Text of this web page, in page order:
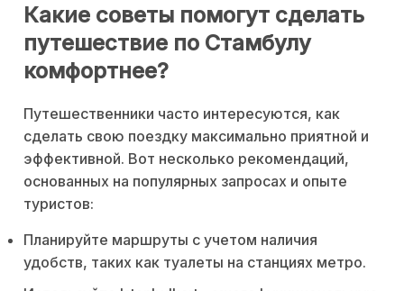
Какие советы помогут сделать
путешествие по Стамбулу
комфортнее?
Путешественники часто интересуются, как
сделать свою поездку максимально приятной и
эффективной. Вот несколько рекомендаций,
основанных на популярных запросах и опыте
туристов:
Планируйте маршруты с учетом наличия
удобств, таких как туалеты на станциях метро.